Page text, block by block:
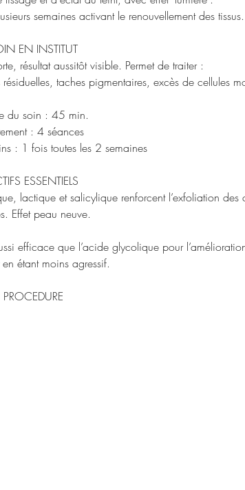
semaines activant le renouvellement des tissus.
EN INSTITUT
résultat aussitôt visible. Permet de traiter :
taches pigmentaires, excès de cellules
du soin : 45 min.
: 4 séances
: 1 fois toutes les 2 semaines
ESSENTIELS
lactique et salicylique renforcent l’exfoliation des
Effet peau neuve.
efficace que l’acide glycolique pour
étant moins agressif.
PROCEDURE